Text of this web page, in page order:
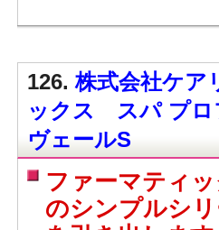
126.株式会社ケア
ックス スパ プ
ヴェールS
ファーマティ
のシンプルシ